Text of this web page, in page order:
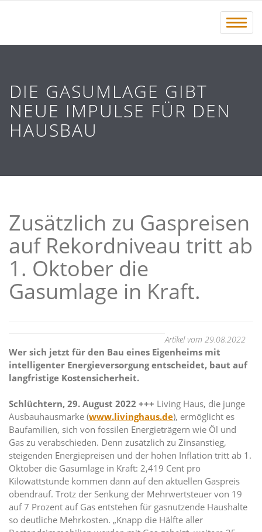
Menü
DIE GASUMLAGE GIBT
NEUE IMPULSE FÜR DEN
HAUSBAU
Zusätzlich zu Gaspreisen
auf Rekordniveau tritt ab
1. Oktober die
Gasumlage in Kraft.
Artikel vom 29.08.2022
Wer sich jetzt für den Bau eines Eigenheims mit
intelligenter Energieversorgung entscheidet, baut auf
langfristige Kostensicherheit.
Schlüchtern, 29. August 2022 +++ Living Haus, die junge
Ausbauhausmarke (www.livinghaus.de), ermöglicht es
Baufamilien, sich von fossilen Energieträgern wie Öl und
Gas zu verabschieden. Denn zusätzlich zu Zinsanstieg,
steigenden Energiepreisen und der hohen Inflation tritt ab 1.
Oktober die Gasumlage in Kraft: 2,419 Cent pro
Kilowattstunde kommen dann auf den aktuellen Gaspreis
obendrauf. Trotz der Senkung der Mehrwertsteuer von 19
auf 7 Prozent auf Gas entstehen für gasnutzende Haushalte
so deutliche Mehrkosten. „Knapp die Hälfte aller